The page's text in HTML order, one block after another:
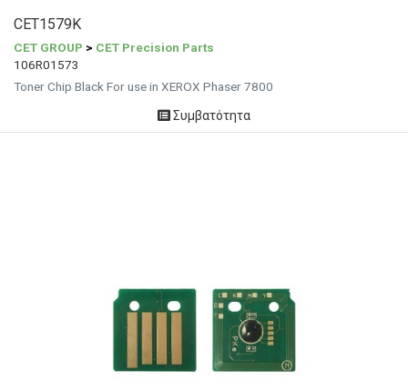
CET1579K
CET GROUP > CET Precision Parts
106R01573
Toner Chip Black For use in XEROX Phaser 7800
Συμβατότητα